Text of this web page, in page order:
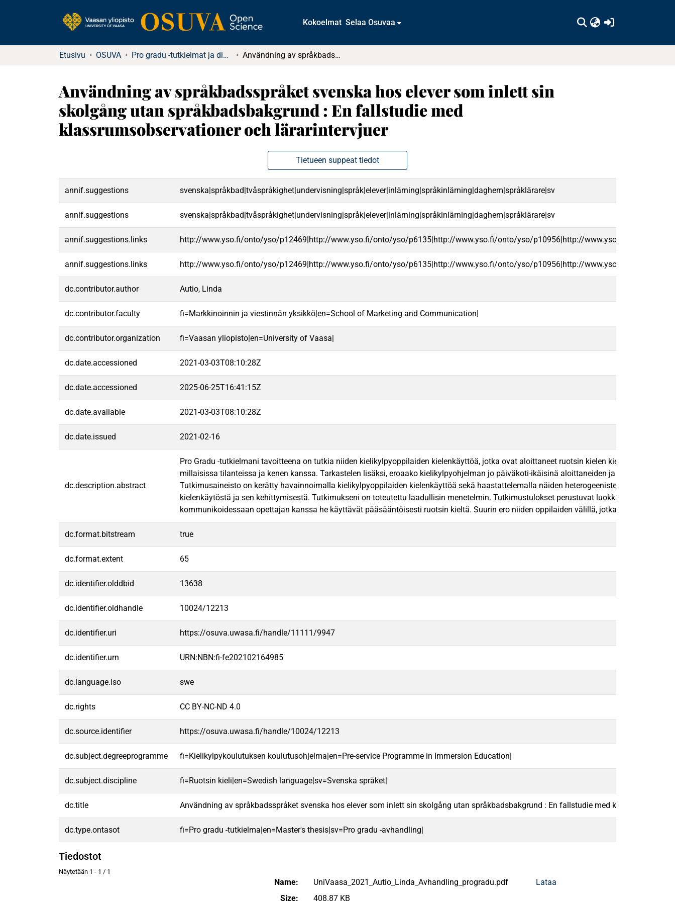
Kokoelmat Selaa Osuvaa
Etusivu OSUVA Pro gradu -tutkielmat ja diplomityöt Användning av språkbadsspråket svenska hos elever som inlett sin skolgång utan språkbadsbakgrund : En fallstudie med klassrumsobservationer och lärarintervjuer
Användning av språkbadsspråket svenska hos elever som inlett sin
skolgång utan språkbadsbakgrund : En fallstudie med
klassrumsobservationer och lärarintervjuer
Tietueen suppeat tiedot
annif.suggestions svenska|språkbad|tvåspråkighet|undervisning|språk|elever|inlärning|språkinlärning|daghem|språklärare|sv
annif.suggestions svenska|språkbad|tvåspråkighet|undervisning|språk|elever|inlärning|språkinlärning|daghem|språklärare|sv
annif.suggestions.links http://www.yso.fi/onto/yso/p12469|http://www.yso.fi/onto/yso/p6135|http://www.yso.fi/onto/yso/p10956|http://www.yso.fi/onto/
annif.suggestions.links http://www.yso.fi/onto/yso/p12469|http://www.yso.fi/onto/yso/p6135|http://www.yso.fi/onto/yso/p10956|http://www.yso.fi/onto/
dc.contributor.author Autio, Linda
dc.contributor.faculty fi=Markkinoinnin ja viestinnän yksikkö|en=School of Marketing and Communication|
dc.contributor.organization fi=Vaasan yliopisto|en=University of Vaasa|
dc.date.accessioned 2021-03-03T08:10:28Z
dc.date.accessioned 2025-06-25T16:41:15Z
dc.date.available 2021-03-03T08:10:28Z
dc.date.issued 2021-02-16
dc.description.abstract
Pro Gradu -tutkielmani tavoitteena on tutkia niiden kielikylpyoppilaiden kielenkäyttöä, jotka ovat aloittaneet ruotsin kielen
millaisissa tilanteissa ja kenen kanssa. Tarkastelen lisäksi, eroaako kielikylpyohjelman jo päiväkoti-ikäisinä aloittaneiden ja sen vasta
Tutkimusaineisto on kerätty havainnoimalla kielikylpyoppilaiden kielenkäyttöä sekä haastattelemalla näiden heterogeenisten
kielenkäytöstä ja sen kehittymisestä. Tutkimukseni on toteutettu laadullisin menetelmin. Tutkimustulokset perustuvat luokkahuone
kommunikoidessaan opettajan kanssa he käyttävät pääsääntöisesti ruotsin kieltä. Suurin ero niiden oppilaiden välillä, jotka ovat
dc.format.bitstream true
dc.format.extent 65
dc.identifier.olddbid 13638
dc.identifier.oldhandle 10024/12213
dc.identifier.uri https://osuva.uwasa.fi/handle/11111/9947
dc.identifier.urn URN:NBN:fi-fe202102164985
dc.language.iso swe
dc.rights CC BY-NC-ND 4.0
dc.source.identifier https://osuva.uwasa.fi/handle/10024/12213
dc.subject.degreeprogramme fi=Kielikylpykoulutuksen koulutusohjelma|en=Pre-service Programme in Immersion Education|
dc.subject.discipline fi=Ruotsin kieli|en=Swedish language|sv=Svenska språket|
dc.title Användning av språkbadsspråket svenska hos elever som inlett sin skolgång utan språkbadsbakgrund : En fallstudie med
dc.type.ontasot fi=Pro gradu -tutkielma|en=Master's thesis|sv=Pro gradu -avhandling|
Tiedostot
Näytetään 1 - 1 / 1
Name:
UniVaasa_2021_Autio_Linda_Avhandling_progradu.pdf
Size:
408.87 KB
Lataa